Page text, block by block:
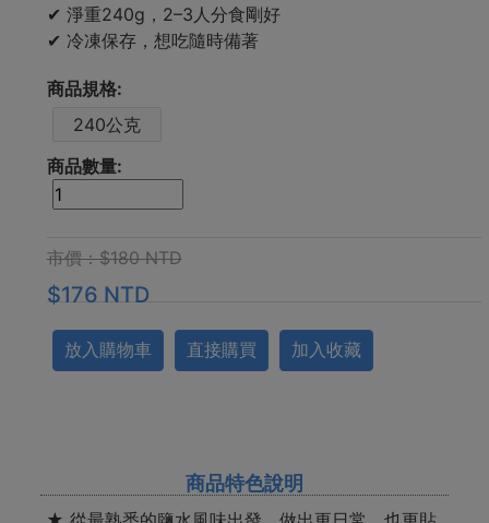
✔ 淨重240g，2–3人分食剛好
✔ 冷凍保存，想吃隨時備著
商品規格:
240公克
商品數量:
市價：$180 NTD
$176 NTD
放入購物車 直接購買 加入收藏
商品特色說明